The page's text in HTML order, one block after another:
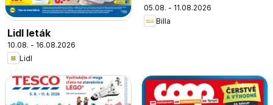
Lidl leták
10.08. - 16.08.2026
Lidl
05.08. - 11.08.2026
Billa